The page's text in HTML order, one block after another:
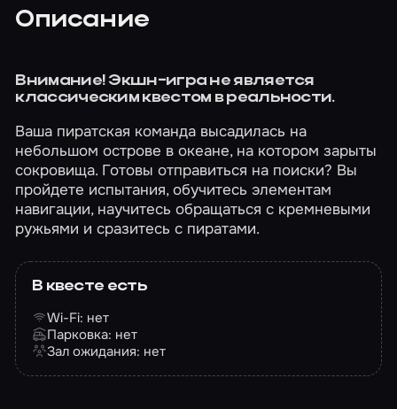
Описание
Внимание! Экшн-игра не является
классическим квестом в реальности.
Ваша пиратская команда высадилась на
небольшом острове в океане, на котором зарыты
сокровища. Готовы отправиться на поиски? Вы
пройдете испытания, обучитесь элементам
навигации, научитесь обращаться с кремневыми
ружьями и сразитесь с пиратами.
В квесте есть
Wi-Fi: нет
Парковка: нет
Зал ожидания: нет